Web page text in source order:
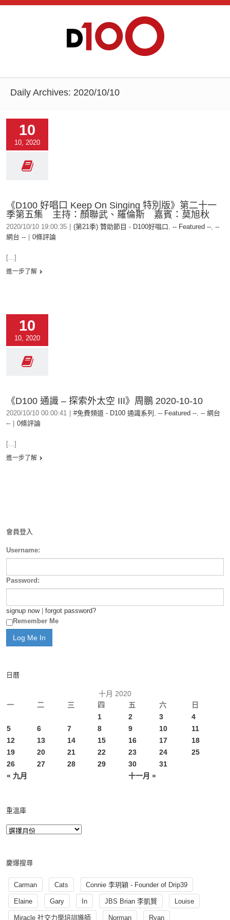
Daily Archives: 2020/10/10
10
10, 2020
《D100 好唱口 Keep On Singing 特別版》第二十一
季第五集 主持：顏聯武、羅倫斯 嘉賓：莫旭秋
2020/10/10 19:00:35 (第21季) 贊助節目 - D100好唱口, -- Featured --, --
網台 --
0條評論
[...]
進一步了解
10
10, 2020
《D100 通識 – 探索外太空 III》周鵬 2020-10-10
2020/10/10 00:00:41 #免費頻道 - D100 通識系列 , -- Featured --, -- 網台
--
0條評論
[...]
進一步了解
會員登入
Username:
Password:
signup now| forgot password?
Remember Me
日曆
十月 2020
一
二 三 四 五 六 日
« 九月 十一月 »
1 2 3
4
5
6 7 8 9 10
11
12
13 14 15 16 17
18
19
20 21 22 23 24
25
26
27 28 29 30 31
重溫庫
慶爆搜尋
Carman Cats Connie 李玥穎 - Founder of Drip39
Elaine Gary In JBS Brian 李凱賢 Louise
Miracle 社交力學培訓導師 Norman Ryan